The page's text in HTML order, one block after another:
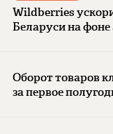
Wildberries
Беларуси на
Оборот товаров
за первое